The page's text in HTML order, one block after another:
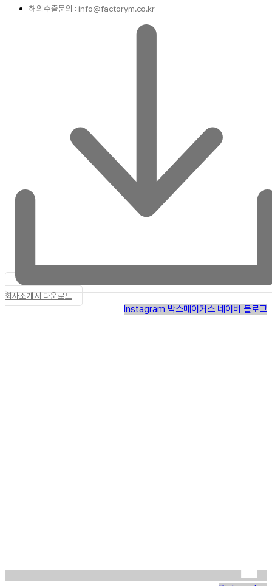
해외수출문의 : info@factorym.co.kr
회사소개서 다운로드
Instagram 박스메이커스 네이버 블로그